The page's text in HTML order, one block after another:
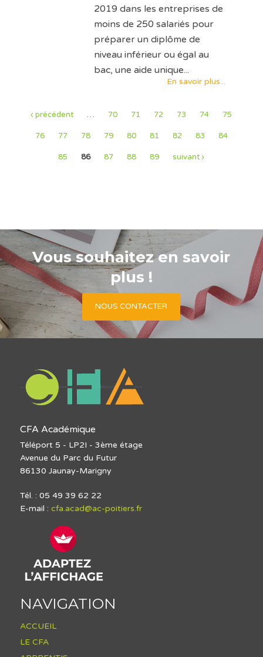
2019 dans les entreprises de
moins de 250 salariés pour
préparer un diplôme de
niveau inférieur ou égal au
bac, une aide unique...
En savoir plus...
‹ précédent … 70 71 72 73 74 75
76 77 78 79 80 81 82 83 84
85 86 87 88 89 suivant ›
Vous souhaitez en savoir
plus !
NOUS CONTACTER
CFA Académique
Téléport 5 - LP2I - 3ème étage
Avenue du Parc du Futur
86130 Jaunay-Marigny
Tél. : 05 49 39 62 22
E-mail : cfa.acad@ac-poitiers.fr
NAVIGATION
ACCUEIL
LE CFA